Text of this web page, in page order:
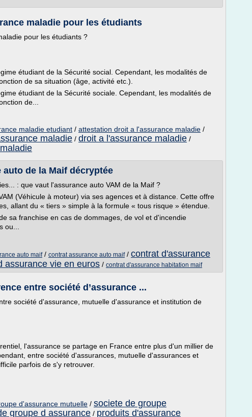
maladie pour les étudiants
pour les étudiants ?
étudiant de la Sécurité social. Cependant, les modalités de
de sa situation (âge, activité etc.).
étudiant de la Sécurité sociale. Cependant, les modalités de
de...
maladie etudiant / attestation droit a l'assurance maladie /
maladie / droit a l'assurance maladie /
de la Maif décryptée
: que vaut l'assurance auto VAM de la Maif ?
(Véhicule à moteur) via ses agences et à distance. Cette offre
allant du « tiers » simple à la formule « tous risque » étendue.
sa franchise en cas de dommages, de vol et d'incendie
ou...
auto maif/ contrat assurance auto maif/ contrat d'assurance
assurance vie en euros / contrat d'assurance habitation maif
entre société d’assurance ...
société d'assurance, mutuelle d'assurance et institution de
l'assurance se partage en France entre plus d'un millier de
entre société d'assurances, mutuelle d'assurances et
parfois de s'y retrouver.
d'assurance mutuelle / societe de groupe
groupe d assurance / produits d'assurance